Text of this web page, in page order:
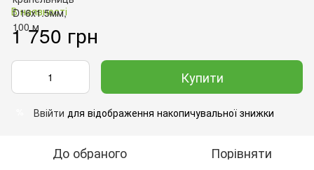
В наявності
1 750 грн
Купити
Ввійти для відображення накопичувальної знижки
До обраного Порівняти